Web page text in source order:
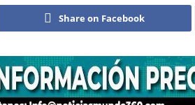
Share on Facebook